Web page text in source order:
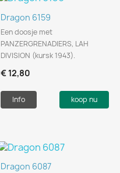
Dragon 6159
Een doosje met
PANZERGRENADIERS, LAH
DIVISION (kursk 1943).
€ 12,80
Info koop nu
Dragon 6087